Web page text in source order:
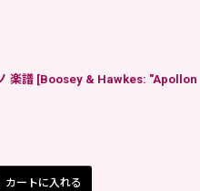
楽譜 [Boosey & Hawkes: "Apollon
カートに入れる